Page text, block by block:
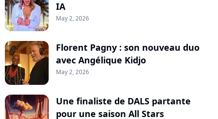
IA
May 2, 2026
Florent Pagny : son nouveau duo
avec Angélique Kidjo
May 2, 2026
Une finaliste de DALS partante
pour une saison All Stars